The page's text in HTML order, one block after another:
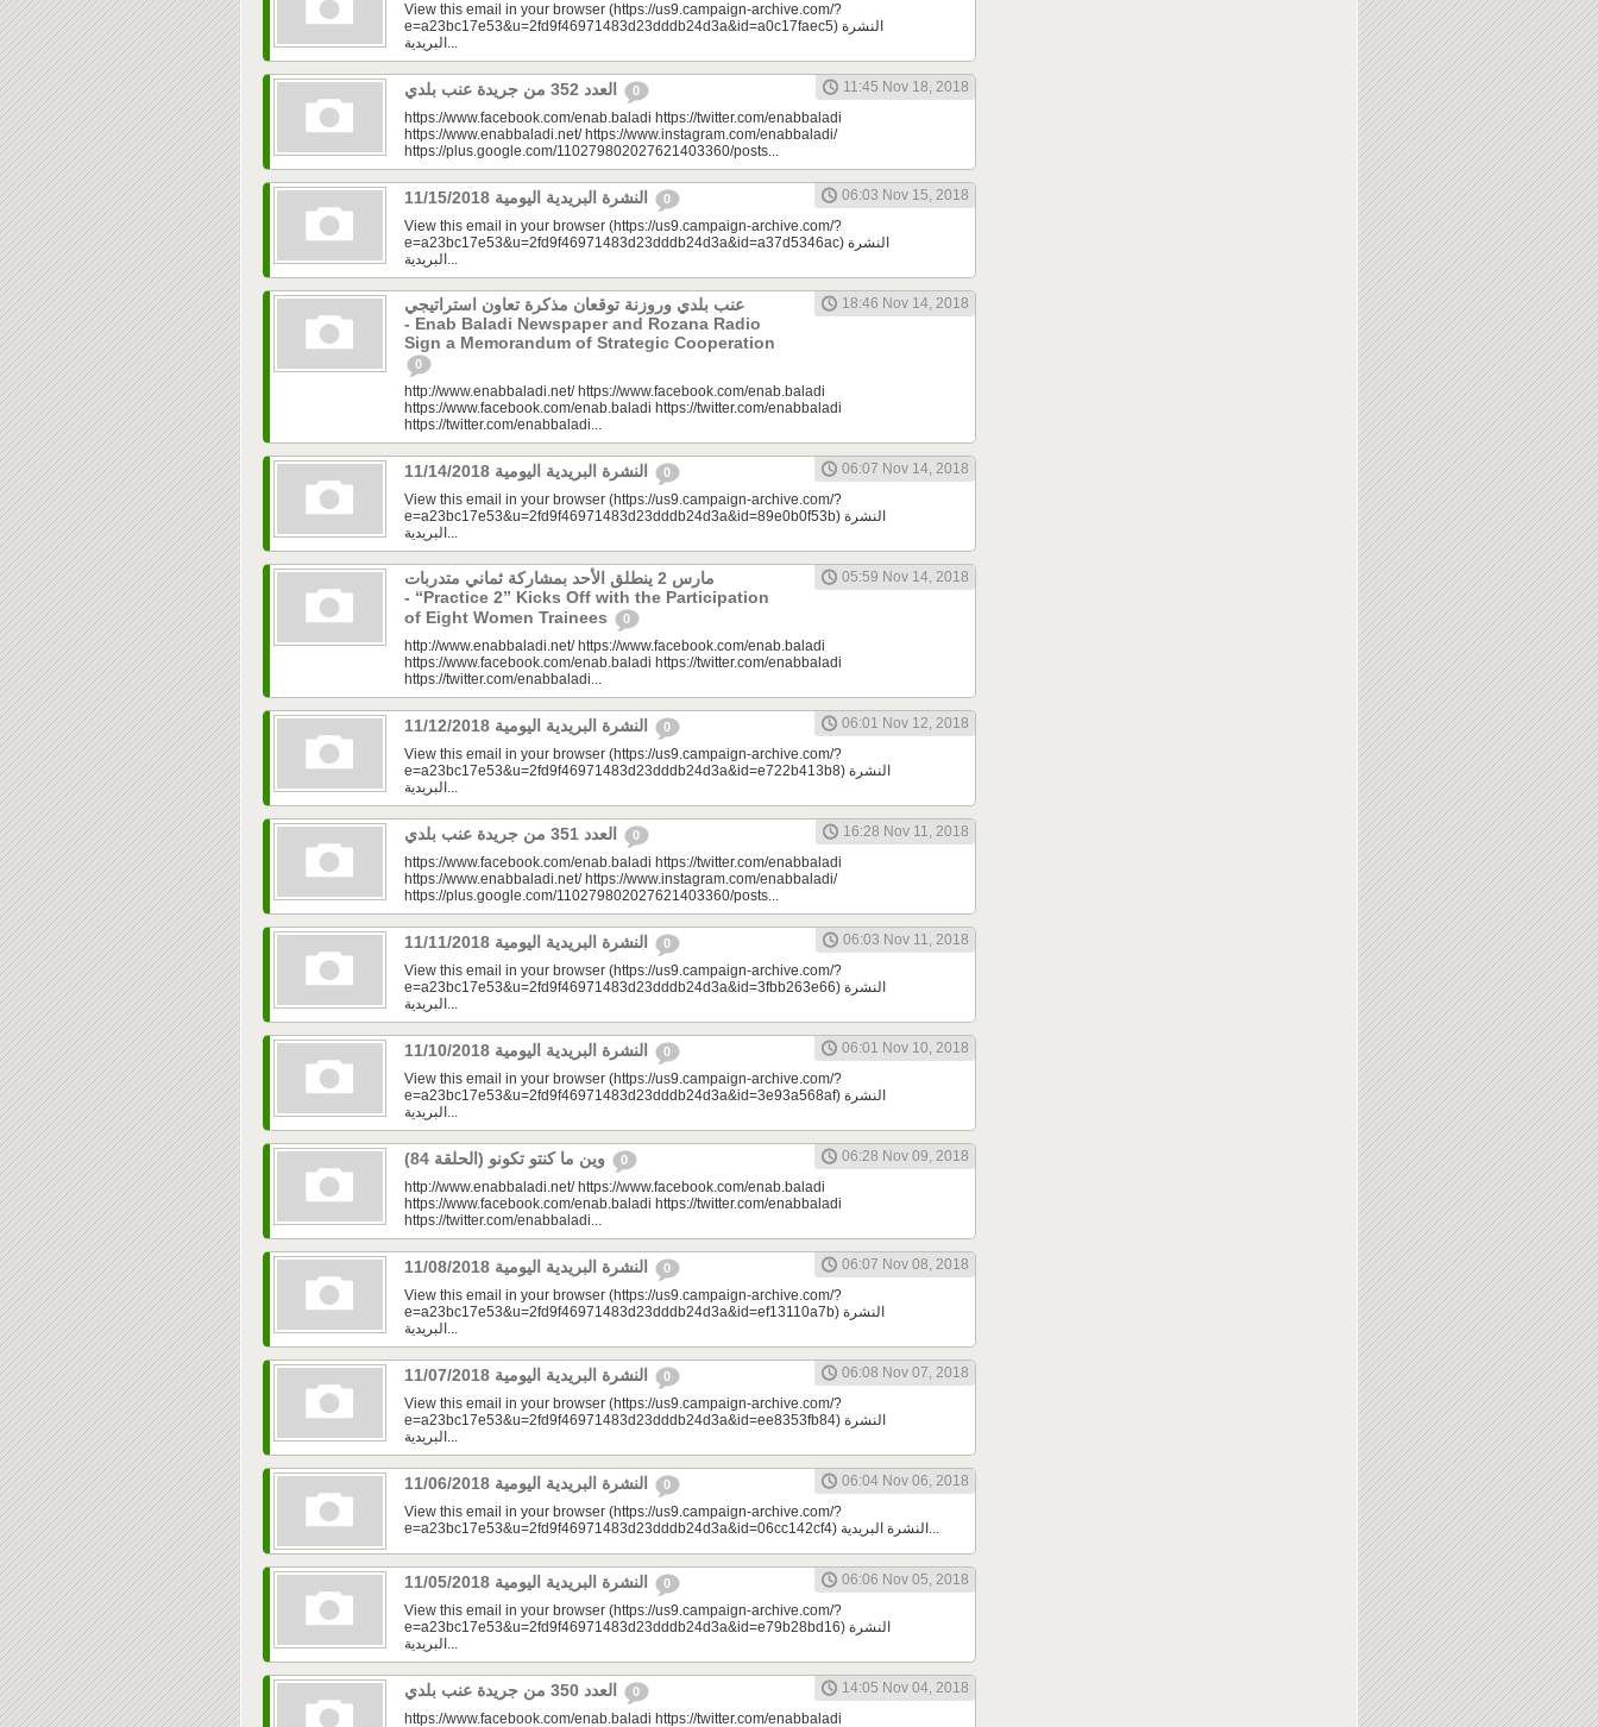
View this email in your browser (https://us9.campaign-archive.com/?
e=a23bc17e53&u=2fd9f46971483d23dddb24d3a&id=a0c17faec5) النشرة
البريدية...
0
11:45 Nov 18, 2018
https://www.facebook.com/enab.baladi https://twitter.com/enabbaladi
https://www.enabbaladi.net/ https://www.instagram.com/enabbaladi/
https://plus.google.com/110279802027621403360/posts...
0
06:03 Nov 15, 2018
View this email in your browser (https://us9.campaign-archive.com/?
e=a23bc17e53&u=2fd9f46971483d23dddb24d3a&id=a37d5346ac) النشرة
البريدية...
عنب بلدي وروزنة توقعان مذكرة تعاون استراتيجي
- Enab Baladi Newspaper and Rozana Radio
Sign a Memorandum of Strategic Cooperation
0
18:46 Nov 14, 2018
http://www.enabbaladi.net/ https://www.facebook.com/enab.baladi
https://www.facebook.com/enab.baladi https://twitter.com/enabbaladi
https://twitter.com/enabbaladi...
0
06:07 Nov 14, 2018
View this email in your browser (https://us9.campaign-archive.com/?
e=a23bc17e53&u=2fd9f46971483d23dddb24d3a&id=89e0b0f53b) النشرة
البريدية...
مارس 2 ينطلق الأحد بمشاركة ثماني متدربات
- “Practice 2” Kicks Off with the Participation
of Eight Women Trainees
0
05:59 Nov 14, 2018
http://www.enabbaladi.net/ https://www.facebook.com/enab.baladi
https://www.facebook.com/enab.baladi https://twitter.com/enabbaladi
https://twitter.com/enabbaladi...
0
06:01 Nov 12, 2018
View this email in your browser (https://us9.campaign-archive.com/?
e=a23bc17e53&u=2fd9f46971483d23dddb24d3a&id=e722b413b8) النشرة
البريدية...
0
16:28 Nov 11, 2018
https://www.facebook.com/enab.baladi https://twitter.com/enabbaladi
https://www.enabbaladi.net/ https://www.instagram.com/enabbaladi/
https://plus.google.com/110279802027621403360/posts...
0
06:03 Nov 11, 2018
View this email in your browser (https://us9.campaign-archive.com/?
e=a23bc17e53&u=2fd9f46971483d23dddb24d3a&id=3fbb263e66) النشرة
البريدية...
0
06:01 Nov 10, 2018
View this email in your browser (https://us9.campaign-archive.com/?
e=a23bc17e53&u=2fd9f46971483d23dddb24d3a&id=3e93a568af) النشرة
البريدية...
0
06:28 Nov 09, 2018
http://www.enabbaladi.net/ https://www.facebook.com/enab.baladi
https://www.facebook.com/enab.baladi https://twitter.com/enabbaladi
https://twitter.com/enabbaladi...
0
06:07 Nov 08, 2018
View this email in your browser (https://us9.campaign-archive.com/?
e=a23bc17e53&u=2fd9f46971483d23dddb24d3a&id=ef13110a7b) النشرة
البريدية...
0
06:08 Nov 07, 2018
View this email in your browser (https://us9.campaign-archive.com/?
e=a23bc17e53&u=2fd9f46971483d23dddb24d3a&id=ee8353fb84) النشرة
البريدية...
0
06:04 Nov 06, 2018
View this email in your browser (https://us9.campaign-archive.com/?
e=a23bc17e53&u=2fd9f46971483d23dddb24d3a&id=06cc142cf4) النشرة البريدية...
0
06:06 Nov 05, 2018
View this email in your browser (https://us9.campaign-archive.com/?
e=a23bc17e53&u=2fd9f46971483d23dddb24d3a&id=e79b28bd16) النشرة
البريدية...
0
14:05 Nov 04, 2018
https://www.facebook.com/enab.baladi https://twitter.com/enabbaladi